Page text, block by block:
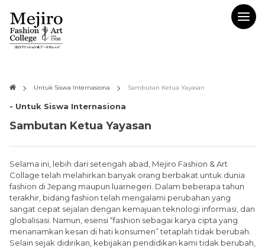
Untuk Siswa Internasiona Sambutan Ketua Yayasan
- Untuk Siswa Internasiona
Sambutan Ketua Yayasan
Selama ini, lebih dari setengah abad, Mejiro Fashion & Art
Collage telah melahirkan banyak orang berbakat untuk dunia
fashion di Jepang maupun luarnegeri. Dalam beberapa tahun
terakhir, bidang fashion telah mengalami perubahan yang
sangat cepat sejalan dengan kemajuan teknologi informasi, dan
globalisasi. Namun, esensi “fashion sebagai karya cipta yang
menanamkan kesan di hati konsumen” tetaplah tidak berubah.
Selain sejak didirikan, kebijakan pendidikan kami tidak berubah,